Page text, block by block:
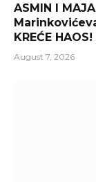
ASMIN I
KREĆE
August 7, 2026